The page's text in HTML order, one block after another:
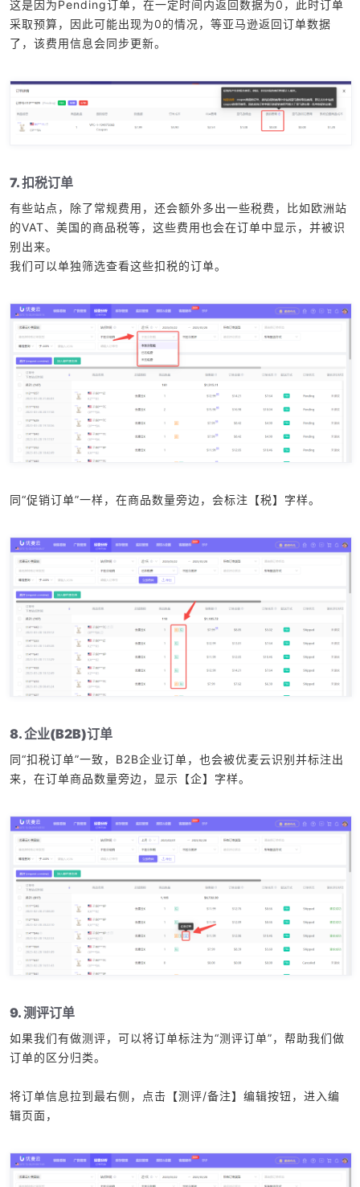
这是因为Pending订单，在一定时间内返回数据为0，此时订单
采取预算，因此可能出现为0的情况，等亚马逊返回订单数据
了，该费用信息会同步更新。
7. 扣税订单
有些站点，除了常规费用，还会额外多出一些税费，比如欧洲站
的VAT、美国的商品税等，这些费用也会在订单中显示，并被识
别出来。
我们可以单独筛选查看这些扣税的订单。
同“促销订单”一样，在商品数量旁边，会标注【税】字样。
8. 企业(B2B)订单
同“扣税订单”一致，B2B企业订单，也会被优麦云识别并标注出
来，在订单商品数量旁边，显示【企】字样。
9. 测评订单
如果我们有做测评，可以将订单标注为“测评订单”，帮助我们做
订单的区分归类。
将订单信息拉到最右侧，点击【测评/备注】编辑按钮，进入编
辑页面，